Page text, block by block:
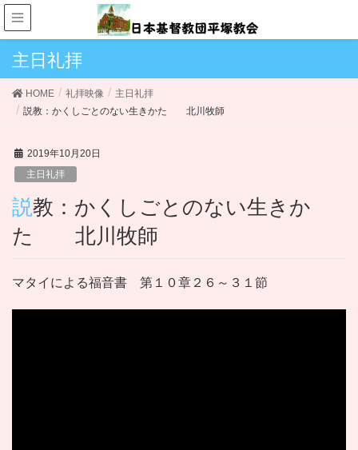
主日礼拝
HOME 礼拝映像
主日礼拝
説教：かくしごとのない生きかた 北川牧師
2019年10月20日
主日礼拝
説教：かくしごとのない生きか
た 北川牧師
マタイによる福音書 第１０章２６～３１節